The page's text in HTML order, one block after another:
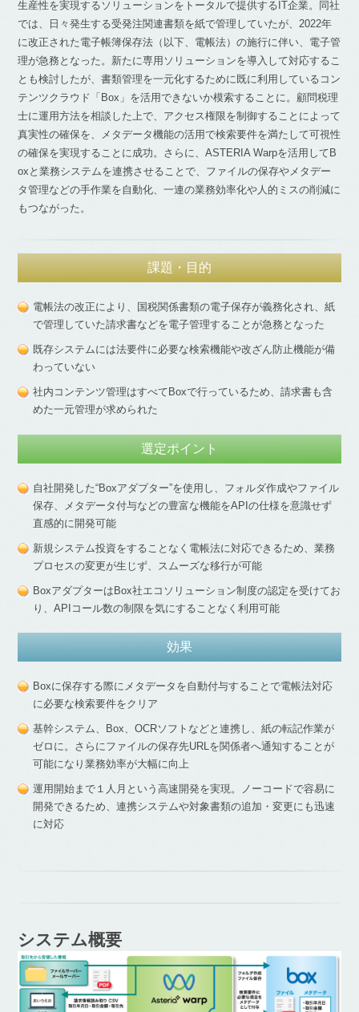
生産性を実現するソリューションをトータルで提供するIT企業。同社
では、日々発生する受発注関連書類を紙で管理していたが、2022年
に改正された電子帳簿保存法（以下、電帳法）の施行に伴い、電子管
理が急務となった。新たに専用ソリューションを導入して対応するこ
とも検討したが、書類管理を一元化するために既に利用しているコン
テンツクラウド「Box」を活用できないか模索することに。顧問税理
士に運用方法を相談した上で、アクセス権限を制御することによって
真実性の確保を、メタデータ機能の活用で検索要件を満たして可視性
の確保を実現することに成功。さらに、ASTERIA Warpを活用してB
oxと業務システムを連携させることで、ファイルの保存やメタデー
タ管理などの手作業を自動化、一連の業務効率化や人的ミスの削減に
もつながった。
課題・目的
電帳法の改正により、国税関係書類の電子保存が義務化され、紙
で管理していた請求書などを電子管理することが急務となった
既存システムには法要件に必要な検索機能や改ざん防止機能が備
わっていない
​社内コンテンツ管理はすべてBoxで行っているため、請求書も含
めた一元管理が求められた
選定ポイント
自社開発した“Boxアダプター”を使用し、フォルダ作成やファイル
保存、メタデータ付与などの豊富な機能をAPIの仕様を意識せず
直感的に開発可能
新規システム投資をすることなく電帳法に対応できるため、業務
プロセスの変更が生じず、スムーズな移行が可能
BoxアダプターはBox社エコソリューション制度の認定を受けてお
り、APIコール数の制限を気にすることなく利用可能
効果
Boxに保存する際にメタデータを自動付与することで電帳法対応
に必要な検索要件をクリア
基幹システム、Box、OCRソフトなどと連携し、紙の転記作業が
ゼロに。さらにファイルの保存先URLを関係者へ通知することが
可能になり業務効率が大幅に向上
運用開始まで１人月という高速開発を実現。ノーコードで容易に
開発できるため、連携システムや対象書類の追加・変更にも迅速
に対応​
システム概要